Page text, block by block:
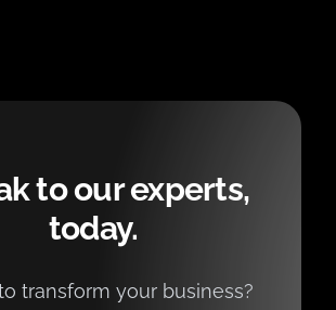
to our experts,
today.
transform your business?